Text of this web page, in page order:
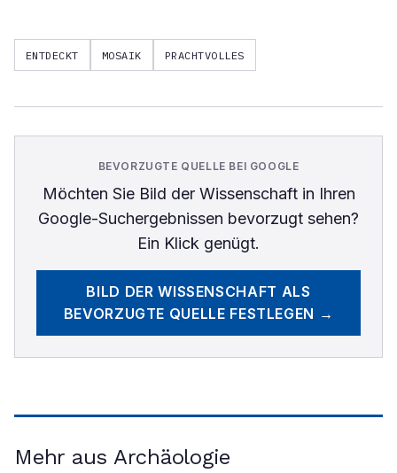
ENTDECKT MOSAIK PRACHTVOLLES
BEVORZUGTE QUELLE BEI GOOGLE
Möchten Sie Bild der Wissenschaftin Ihren
Google-Suchergebnissen bevorzugt sehen?
Ein Klick genügt.
BILD DER WISSENSCHAFT ALS
BEVORZUGTE QUELLE FESTLEGEN →
Mehr aus Archäologie